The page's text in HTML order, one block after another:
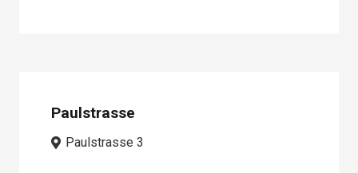
Paulstrasse
Paulstrasse 3